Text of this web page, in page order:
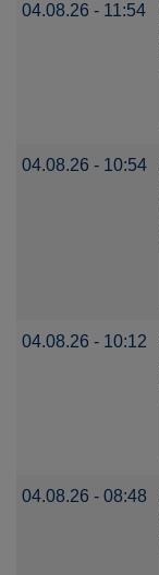
04.08.26 - 11:54
04.08.26 - 10:54
04.08.26 - 10:12
04.08.26 - 08:48